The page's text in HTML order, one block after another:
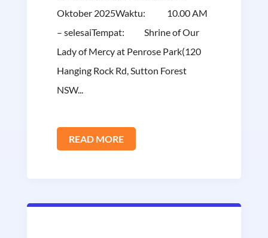
Oktober 2025Waktu: 10.00 AM
– selesaiTempat: Shrine of Our
Lady of Mercy at Penrose Park(120
Hanging Rock Rd, Sutton Forest
NSW...
READ MORE